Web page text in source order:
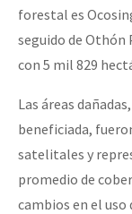
forestal es
seguido de Othón
con 5 mil 829
Las áreas
beneficiada,
satelitales y
promedio de
cambios en el